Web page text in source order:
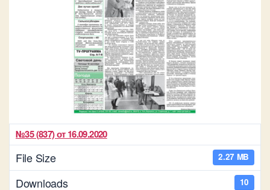
№35 (837) от 16.09.2020
File Size 2.27 MB
Downloads 10